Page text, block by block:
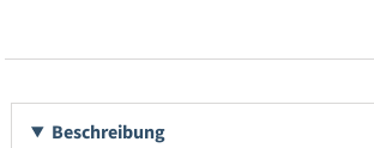
Beschreibung